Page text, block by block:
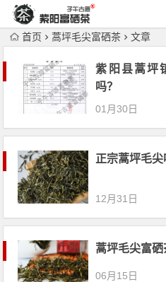
首页 蒿坪毛尖富硒茶 文章
紫阳县蒿坪
吗？
01月30日
正宗蒿坪毛尖
12月31日
蒿坪毛尖富
06月15日